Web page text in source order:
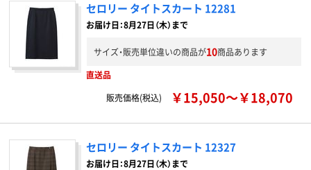
セロリー タイトスカート 12281
お届け日：8月27日（木）まで
サイズ・販売単位違いの商品が10商品あります
直送品
販売価格(税込)
￥15,050～￥18,070
セロリー タイトスカート 12327
お届け日：8月27日（木）まで